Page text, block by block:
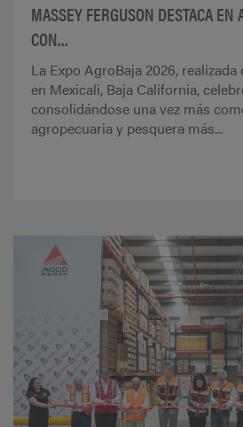
MASSEY FERGUSON DESTACA EN
CON...
La Expo AgroBaja 2026,
en Mexicali, Baja California,
consolidándose una vez más
agropecuaria y pesquera más...